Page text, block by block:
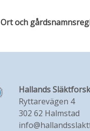
Ort och
Hallands
Ryttarevägen 4
302 62 Halmstad